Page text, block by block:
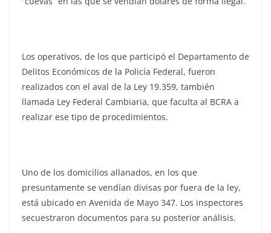
Los operativos, de los que participó el Departamento de
Delitos Económicos de la Policía Federal, fueron
realizados con el aval de la Ley 19.359, también
llamada Ley Federal Cambiaria, que faculta al BCRA a
realizar ese tipo de procedimientos.
Uno de los domicilios allanados, en los que
presuntamente se vendían divisas por fuera de la ley,
está ubicado en Avenida de Mayo 347. Los inspectores
secuestraron documentos para su posterior análisis.